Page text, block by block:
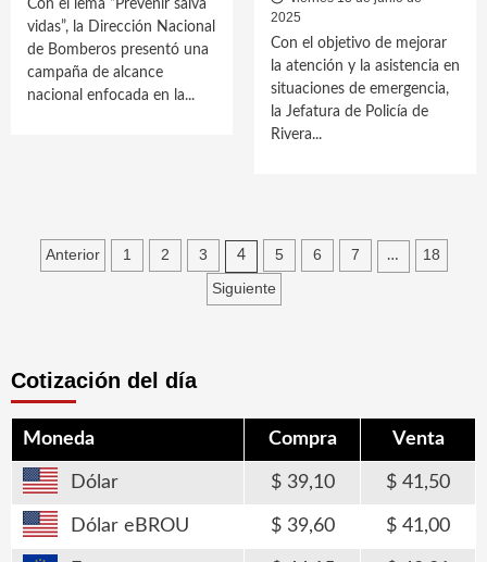
Con el lema “Prevenir salva
vidas”, la Dirección Nacional
de Bomberos presentó una
campaña de alcance
nacional enfocada en la...
2025
Con el objetivo de mejorar
la atención y la asistencia en
situaciones de emergencia,
la Jefatura de Policía de
Rivera...
Paginación
Anterior 1 2 3 4 5 6 7 …
18
Siguiente
Cotización del día
Moneda Compra Venta
Dólar 39,10 41,50
Dólar eBROU 39,60 41,00